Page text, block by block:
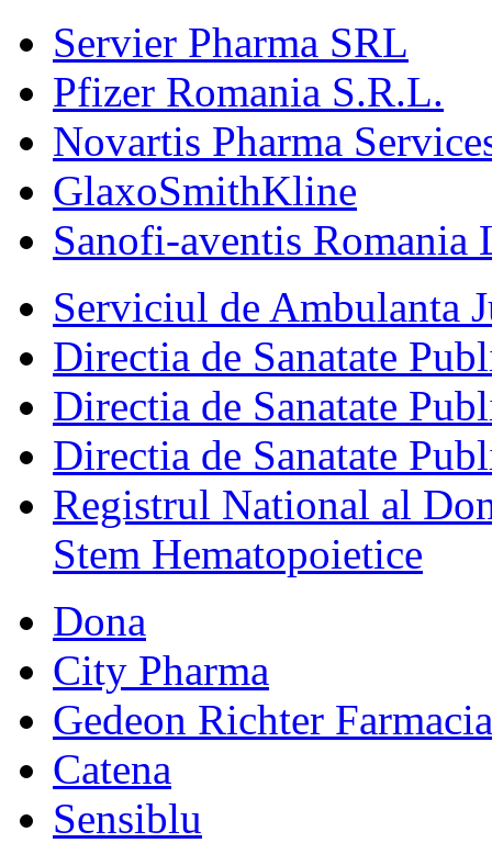
Servier Pharma SRL
Pfizer Romania S.R.L.
Novartis Pharma
GlaxoSmithKline
Sanofi-aventis Romania
Serviciul de Ambulanta
Directia de Sanatate
Directia de Sanatate
Directia de Sanatate
Registrul National al
Stem Hematopoietice
Dona
City Pharma
Gedeon Richter Farmacia
Catena
Sensiblu